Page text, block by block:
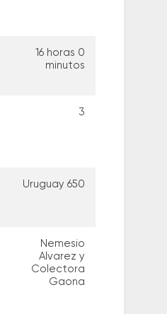
16 horas 0
minutos
3
Uruguay 650
Nemesio
Alvarez y
Colectora
Gaona